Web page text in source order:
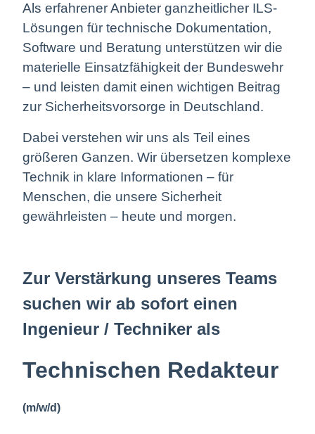
Als erfahrener Anbieter ganzheitlicher ILS-
Lösungen für technische Dokumentation,
Software und Beratung unterstützen wir die
materielle Einsatzfähigkeit der Bundeswehr
– und leisten damit einen wichtigen Beitrag
zur Sicherheitsvorsorge in Deutschland.
Dabei verstehen wir uns als Teil eines
größeren Ganzen. Wir übersetzen komplexe
Technik in klare Informationen – für
Menschen, die unsere Sicherheit
gewährleisten – heute und morgen.
Zur Verstärkung unseres Teams
suchen wir ab sofort einen
Ingenieur / Techniker als
Technischen Redakteur
(m/w/d)